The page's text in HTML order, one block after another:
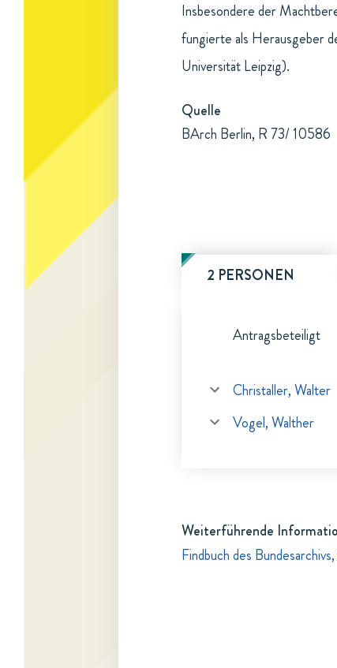
Insbesondere der
fungierte als Herausgeber
Universität Leipzig).
Quelle
BArch Berlin, R 73/ 10586
2 PERSONEN
Antragsbeteiligt
Christaller, Walter
Vogel, Walther
Weiterführende
Findbuch des